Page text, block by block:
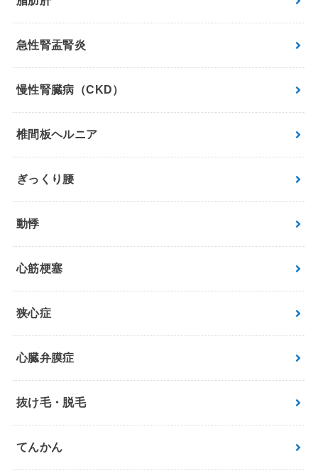
急性腎盂腎炎
慢性腎臓病（CKD）
椎間板ヘルニア
ぎっくり腰
動悸
心筋梗塞
狭心症
心臓弁膜症
抜け毛・脱毛
てんかん